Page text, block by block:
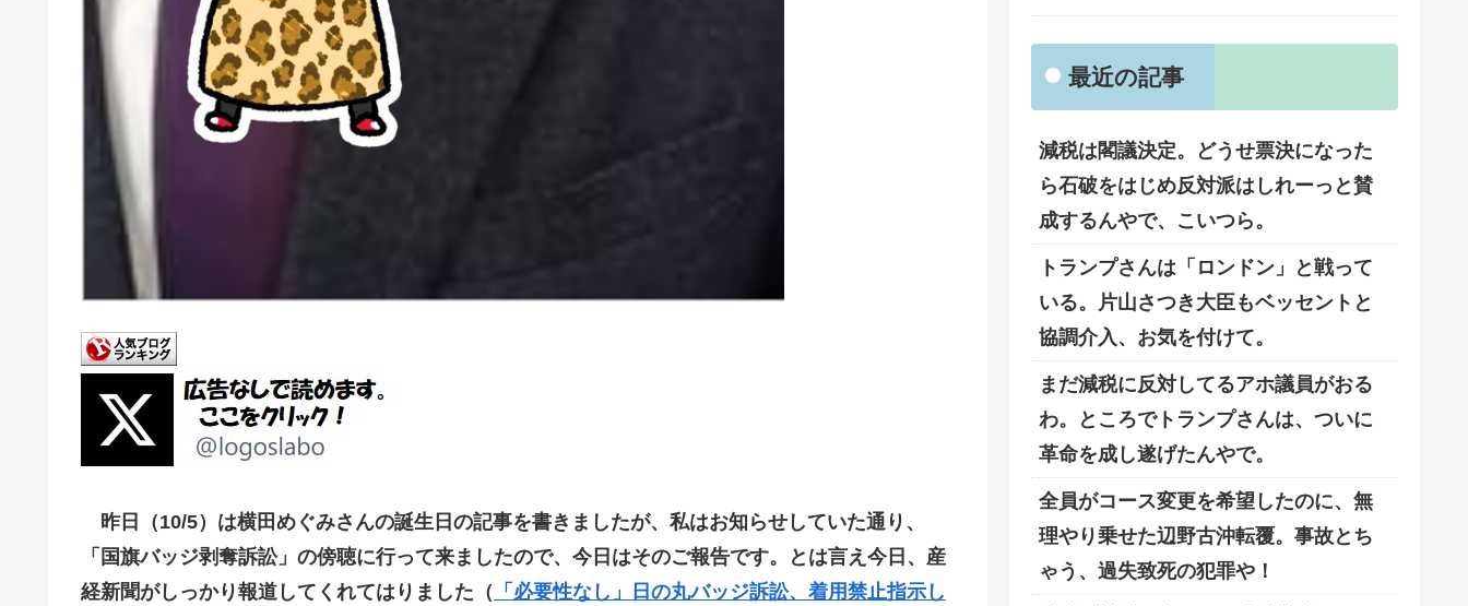
昨日（10/5）は横田めぐみさんの誕生日の記事を書きましたが、私はお知らせしていた通り、
「国旗バッジ剥奪訴訟」の傍聴に行って来ましたので、今日はそのご報告です。とは言え今日、産
経新聞がしっかり報道してくれてはりました（ 「必要性なし」日の丸バッジ訴訟、着用禁止指示し
最近の記事
減税は閣議決定。どうせ票決になった
ら石破をはじめ反対派はしれーっと賛
成するんやで、こいつら。
トランプさんは「ロンドン」と戦って
いる。片山さつき大臣もベッセントと
協調介入、お気を付けて。
まだ減税に反対してるアホ議員がおる
わ。ところでトランプさんは、ついに
革命を成し遂げたんやで。
全員がコース変更を希望したのに、無
理やり乗せた辺野古沖転覆。事故とち
ゃう、過失致死の犯罪や！